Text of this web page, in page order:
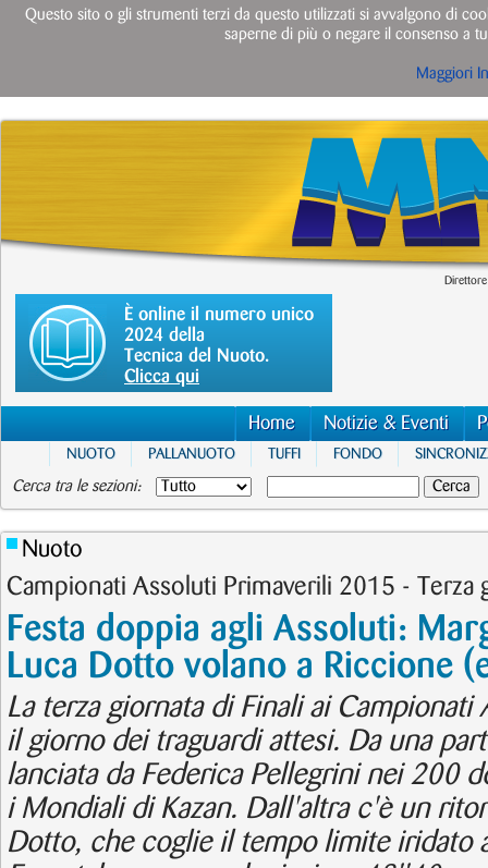
È online il numero unico
2024 della
Tecnica del Nuoto.
Clicca qui
Home Notizie & Eventi
NUOTO PALLANUOTO TUFFI FONDO
Cerca tra le sezioni:
Nuoto
Campionati Assoluti Primaverili 2015 - Terza
Festa doppia agli Assoluti:
Luca Dotto volano a Riccione
La terza giornata di Finali ai
il giorno dei traguardi attesi. Da una
lanciata da Federica Pellegrini nei 200
i Mondiali di Kazan. Dall'altra c'è un
Dotto, che coglie il tempo limite iridato
Questo sito o gli strumenti terzi da questo utilizzati si avvalgono di
saperne di più o negare il consenso a
Maggiori